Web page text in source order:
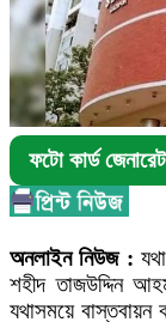
ফটো কার্ড
অনলাইন নিউজ :
শহীদ তাজউদ্দিন
যথাসময়ে